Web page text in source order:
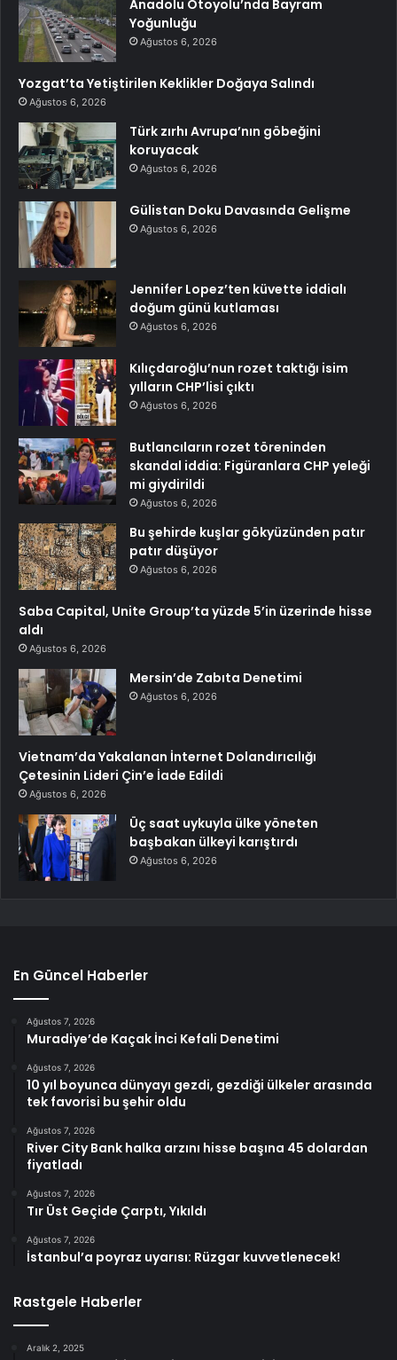
Anadolu Otoyolu’nda Bayram
Yoğunluğu
Ağustos 6, 2026
Yozgat’ta Yetiştirilen Keklikler Doğaya Salındı
Ağustos 6, 2026
Türk zırhı Avrupa’nın göbeğini
koruyacak
Ağustos 6, 2026
Gülistan Doku Davasında Gelişme
Ağustos 6, 2026
Jennifer Lopez’ten küvette iddialı
doğum günü kutlaması
Ağustos 6, 2026
Kılıçdaroğlu’nun rozet taktığı isim
yılların CHP’lisi çıktı
Ağustos 6, 2026
Butlancıların rozet töreninden
skandal iddia: Figüranlara CHP yeleği
mi giydirildi
Ağustos 6, 2026
Bu şehirde kuşlar gökyüzünden patır
patır düşüyor
Ağustos 6, 2026
Saba Capital, Unite Group’ta yüzde 5’in üzerinde hisse
aldı
Ağustos 6, 2026
Mersin’de Zabıta Denetimi
Ağustos 6, 2026
Vietnam’da Yakalanan İnternet Dolandırıcılığı
Çetesinin Lideri Çin’e İade Edildi
Ağustos 6, 2026
Üç saat uykuyla ülke yöneten
başbakan ülkeyi karıştırdı
Ağustos 6, 2026
En Güncel Haberler
Ağustos 7, 2026
Muradiye’de Kaçak İnci Kefali Denetimi
Ağustos 7, 2026
10 yıl boyunca dünyayı gezdi, gezdiği ülkeler arasında
tek favorisi bu şehir oldu
Ağustos 7, 2026
River City Bank halka arzını hisse başına 45 dolardan
fiyatladı
Ağustos 7, 2026
Tır Üst Geçide Çarptı, Yıkıldı
Ağustos 7, 2026
İstanbul’a poyraz uyarısı: Rüzgar kuvvetlenecek!
Rastgele Haberler
Aralık 2, 2025